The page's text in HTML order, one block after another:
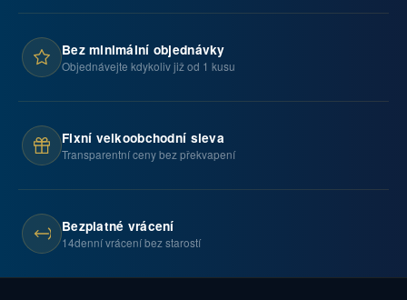
Bez minimální objednávky
Objednávejte kdykoliv již od 1 kusu
Fixní velkoobchodní sleva
Transparentní ceny bez překvapení
Bezplatné vrácení
14denní vrácení bez starostí